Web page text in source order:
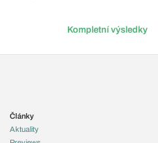
Kompletní výsledky
Články
Aktuality